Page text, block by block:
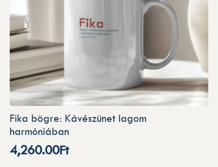
Fika bögre: Kávészünet lagom
harmóniában
4,260.00Ft